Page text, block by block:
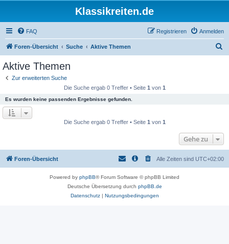
Klassikreiten.de
FAQ Anmelden
Registrieren
Foren-Übersicht Suche Aktive Themen
Aktive Themen
Zur erweiterten Suche
Die Suche ergab 0 Treffer • Seite 1 von 1
Es wurden keine passenden Ergebnisse gefunden.
Die Suche ergab 0 Treffer • Seite 1 von 1
Gehe zu
Foren-Übersicht Alle Zeiten sind UTC+02:00
Powered by phpBB® Forum Software © phpBB Limited
Deutsche Übersetzung durch phpBB.de
Datenschutz| Nutzungsbedingungen